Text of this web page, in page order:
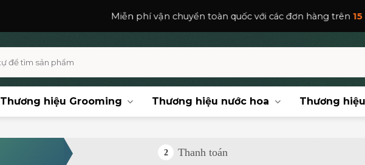
Miễn phí vận chuyển toàn quốc với các đơn hàng trên150,000₫.
Thương hiệu Grooming Thương hiệu nước hoa Thương
2 Thanh toán